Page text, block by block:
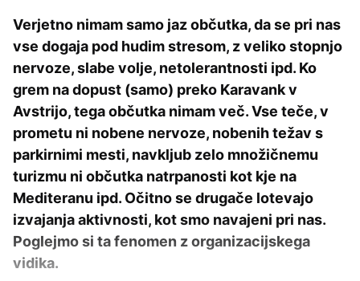
Verjetno nimam samo jaz občutka, da se pri nas
vse dogaja pod hudim stresom, z veliko stopnjo
nervoze, slabe volje, netolerantnosti ipd. Ko
grem na dopust (samo) preko Karavank v
Avstrijo, tega občutka nimam več. Vse teče, v
prometu ni nobene nervoze, nobenih težav s
parkirnimi mesti, navkljub zelo množičnemu
turizmu ni občutka natrpanosti kot kje na
Mediteranu ipd. Očitno se drugače lotevajo
izvajanja aktivnosti, kot smo navajeni pri nas.
Poglejmo si ta fenomen z organizacijskega
vidika.